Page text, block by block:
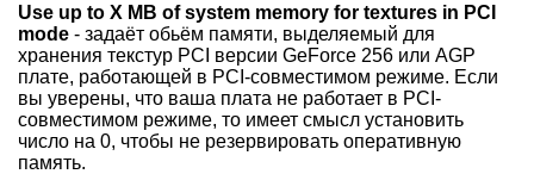
Use up to X MB of system memory for textures in PCI
mode - задаёт обьём памяти, выделяемый для
хранения текстур PCI версии GeForce 256 или AGP
плате, работающей в PCI-совместимом режиме. Если
вы уверены, что ваша плата не работает в PCI-
совместимом режиме, то имеет смысл установить
число на 0, чтобы не резервировать оперативную
память.